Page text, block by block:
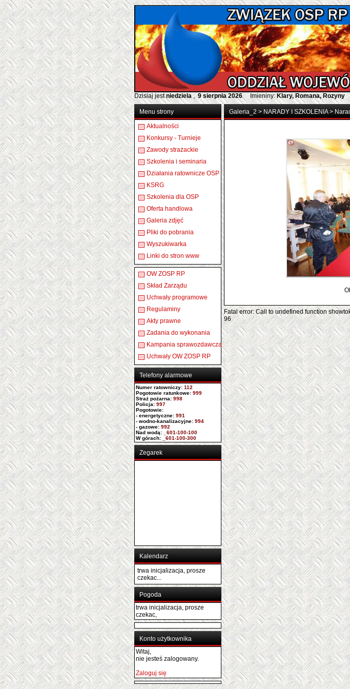
Dzisiaj jestniedziela, 9 sierpnia 2026 Imieniny: Klary, Romana, Rozyny
Menu strony
Aktualności
Konkursy - Turnieje
Zawody strażackie
Szkolenia i seminaria
Działania ratownicze OSP
KSRG
Szkolenia dla OSP
Oferta handlowa
Galeria zdjęć
Pliki do pobrania
Wyszukiwarka
Linki do stron www
OW ZOSP RP
Skład Zarządu
Uchwały programowe
Regulaminy
Akty prawne
Zadania do wykonania
Kampania sprawozdawcza
Uchwały OW ZOSP RP
Telefony alarmowe
Numer ratowniczy: 112
Pogotowie ratunkowe: 999
Straż pożarna: 998
Policja: 997
Pogotowie:
- energetyczne: 991
- wodno-kanalizacyjne: 994
- gazowe: 992
Nad wodą: _601-100-100
W górach: _601-100-300
Zegarek
Kalendarz
trwa inicjalizacja, prosze
czekac...
Pogoda
trwa inicjalizacja, prosze
czekac,
Konto użytkownika
Witaj,
nie jesteś zalogowany.
Zaloguj się
Galeria_2 > NARADY I SZKOLENIA>
Fatal error: Call to undefined function
96